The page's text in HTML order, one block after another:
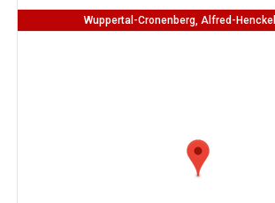
Wuppertal-Cronenberg, Alfred-